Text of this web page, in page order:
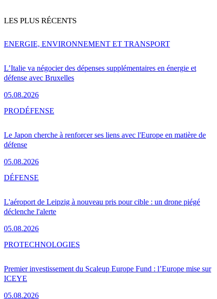
LES PLUS RÉCENTS
L’Italie va négocier des dépenses supplémentaires en énergie et
défense avec Bruxelles
05.08.2026
ENERGIE, ENVIRONNEMENT ET TRANSPORT
Le Japon cherche à renforcer ses liens avec l'Europe en matière de
défense
05.08.2026
PRODÉFENSE
L'aéroport de Leipzig à nouveau pris pour cible : un drone piégé
déclenche l'alerte
05.08.2026
DÉFENSE
Premier investissement du Scaleup Europe Fund : l’Europe mise sur
ICEYE
05.08.2026
PROTECHNOLOGIES